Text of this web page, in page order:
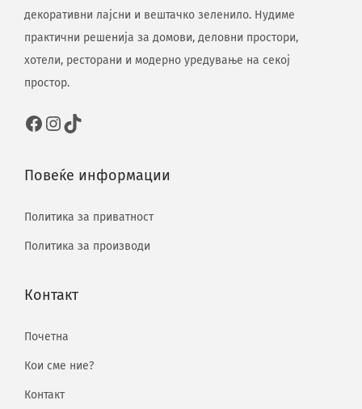
декоративни лајсни и вештачко зеленило. Нудиме
практични решенија за домови, деловни простори,
хотели, ресторани и модерно уредување на секој
простор.
Повеќе информации
Политика за приватност
Политика за производи
Контакт
Почетна
Кои сме ние?
Контакт